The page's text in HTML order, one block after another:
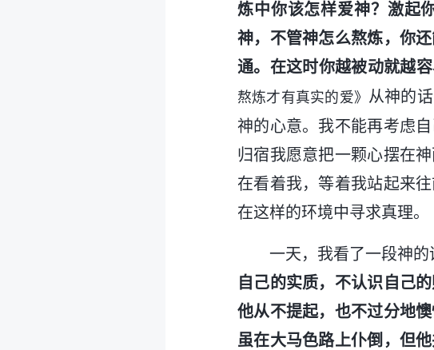
炼中你该怎样爱神？激起
神，不管神怎么熬炼，你
通。在这时你越被动就越
熬炼才有真实的爱》 从神的
神的心意。我不能再考虑
归宿我愿意把一颗心摆在
在看着我，等着我站起来
在这样的环境中寻求真理。
一天，我看了一段神
自己的实质，不认识自己
他从不提起，也不过分地
虽在大马色路上仆倒，但